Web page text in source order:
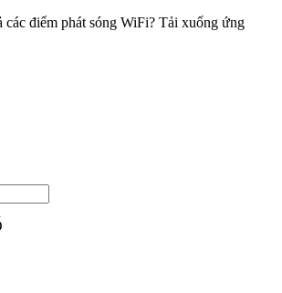
các điểm phát sóng WiFi? Tải xuống ứng